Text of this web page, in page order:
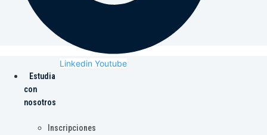
Linkedin Youtube
Estudia
con
nosotros
Inscripciones